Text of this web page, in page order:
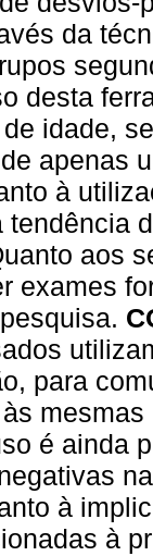
da
desta
idade,
apenas
à
tendência
aos
exames
para
é ainda
à
à